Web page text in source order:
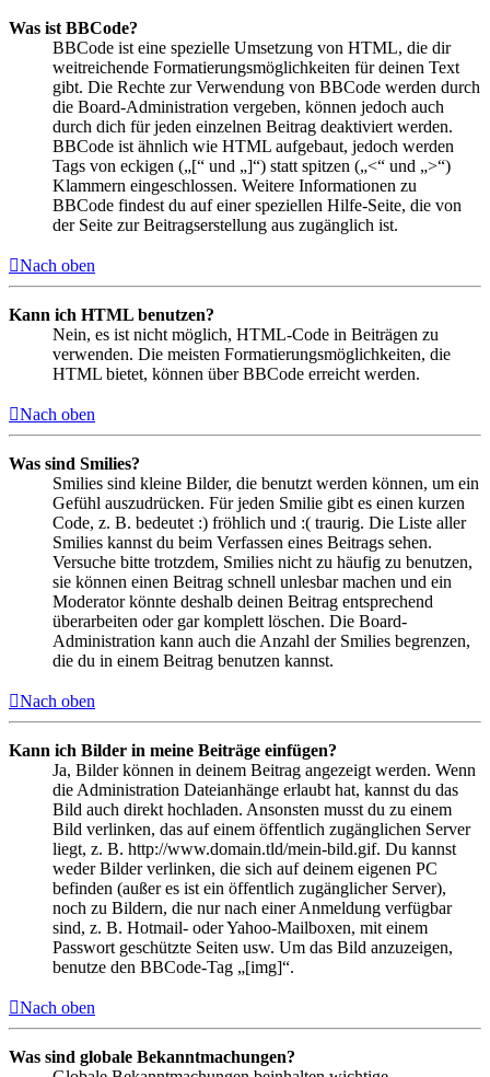
Was ist BBCode?
BBCode ist eine spezielle Umsetzung von HTML, die dir
weitreichende Formatierungsmöglichkeiten für deinen Text
gibt. Die Rechte zur Verwendung von BBCode werden durch
die Board-Administration vergeben, können jedoch auch
durch dich für jeden einzelnen Beitrag deaktiviert werden.
BBCode ist ähnlich wie HTML aufgebaut, jedoch werden
Tags von eckigen („[“ und „]“) statt spitzen („<“ und „>“)
Klammern eingeschlossen. Weitere Informationen zu
BBCode findest du auf einer speziellen Hilfe-Seite, die von
der Seite zur Beitragserstellung aus zugänglich ist.
Nach oben
Kann ich HTML benutzen?
Nein, es ist nicht möglich, HTML-Code in Beiträgen zu
verwenden. Die meisten Formatierungsmöglichkeiten, die
HTML bietet, können über BBCode erreicht werden.
Nach oben
Was sind Smilies?
Smilies sind kleine Bilder, die benutzt werden können, um ein
Gefühl auszudrücken. Für jeden Smilie gibt es einen kurzen
Code, z. B. bedeutet :) fröhlich und :( traurig. Die Liste aller
Smilies kannst du beim Verfassen eines Beitrags sehen.
Versuche bitte trotzdem, Smilies nicht zu häufig zu benutzen,
sie können einen Beitrag schnell unlesbar machen und ein
Moderator könnte deshalb deinen Beitrag entsprechend
überarbeiten oder gar komplett löschen. Die Board-
Administration kann auch die Anzahl der Smilies begrenzen,
die du in einem Beitrag benutzen kannst.
Nach oben
Kann ich Bilder in meine Beiträge einfügen?
Ja, Bilder können in deinem Beitrag angezeigt werden. Wenn
die Administration Dateianhänge erlaubt hat, kannst du das
Bild auch direkt hochladen. Ansonsten musst du zu einem
Bild verlinken, das auf einem öffentlich zugänglichen Server
liegt, z. B. http://www.domain.tld/mein-bild.gif. Du kannst
weder Bilder verlinken, die sich auf deinem eigenen PC
befinden (außer es ist ein öffentlich zugänglicher Server),
noch zu Bildern, die nur nach einer Anmeldung verfügbar
sind, z. B. Hotmail- oder Yahoo-Mailboxen, mit einem
Passwort geschützte Seiten usw. Um das Bild anzuzeigen,
benutze den BBCode-Tag „[img]“.
Nach oben
Was sind globale Bekanntmachungen?